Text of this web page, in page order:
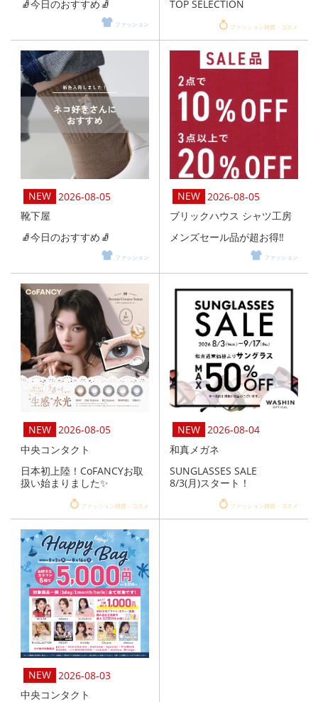
🧦今日のおすすめ🧦
ファッション
TOP SELECTION
ファッション雑貨・コスメ
2026-08-05
靴下屋
🧦今日のおすすめ🧦
ファッション
2026-08-05
ブリックハウス シャツ工房
メンズセール品が超お得‼️
ファッション
2026-08-05
中央コンタクト
日本初上陸！CoFANCYお取
扱い始まりました✨
ファッション雑貨・コスメ
2026-08-04
和真メガネ
SUNGLASSES SALE
8/3(月)スタート！
ファッション雑貨・コスメ
2026-08-03
中央コンタクト